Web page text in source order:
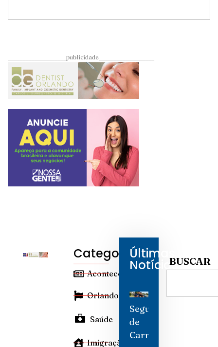
____________________publicidade___________________
Categorias
Aconteceu
Orlando
Saúde
Imigração
Últimas
Notícias
Seguro
de
Carro
BUSCAR